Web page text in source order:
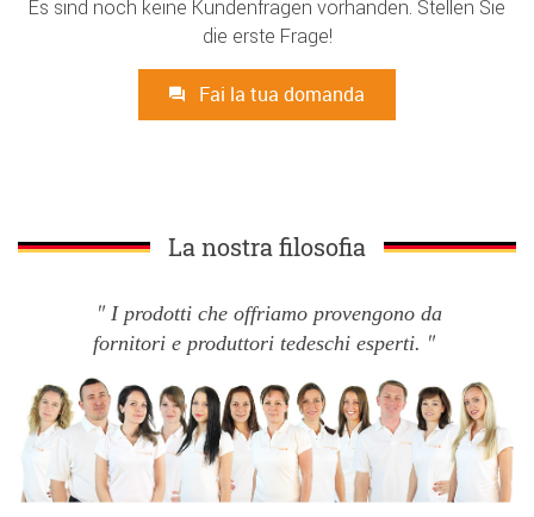
Es sind noch keine Kundenfragen vorhanden. Stellen Sie
die erste Frage!
Fai la tua domanda
La nostra filosofia
I prodotti che offriamo provengono da
fornitori e produttori tedeschi esperti.